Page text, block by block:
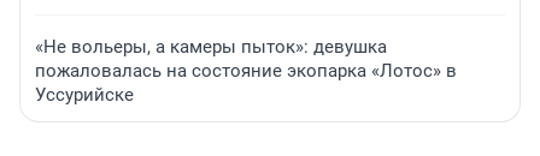
«Не вольеры, а камеры пыток»: девушка
пожаловалась на состояние экопарка «Лотос» в
Уссурийске